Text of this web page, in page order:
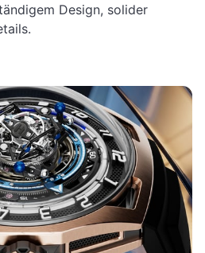
Design, solider